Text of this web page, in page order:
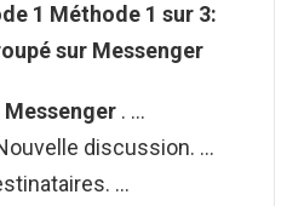
1 Méthode 1 sur 3:
sur Messenger
Messenger . …
discussion. …
…